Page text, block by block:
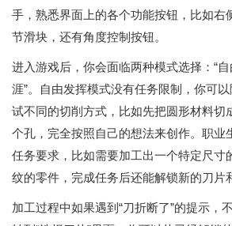
手，熟悉界面上的各个功能按钮，比如右
节滑块，还有角度控制按钮。
进入游戏后，你会面临两种模式选择：“自
涯”。自由发挥模式没有任务限制，你可
试不同的切削方式，比如先把圆形材料切
个孔，完全按照自己的想法来创作。职业
任务要求，比如需要加工出一个特定尺寸
纹的零件，完成任务后还能解锁新的刀片
加工过程中如果遇到“刀折断了”的提示，